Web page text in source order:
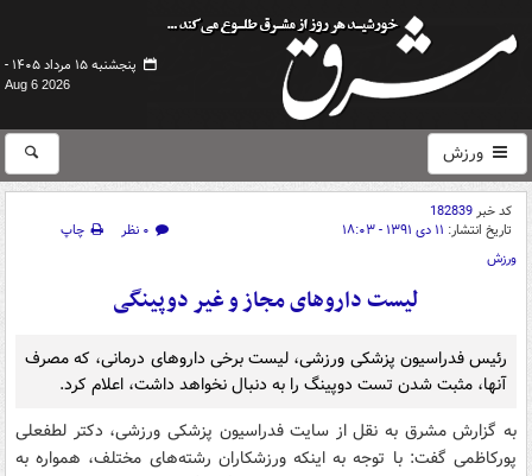
پنجشنبه ۱۵ مرداد ۱۴۰۵ -
Aug 6 2026
ورزش
کد خبر182839
تاریخ انتشار: ۱۱ دی ۱۳۹۱ - ۱۸:۰۳ ۰ نظر
چاپ
ورزش
لیست داروهای مجاز و غیر دوپینگی
رئیس فدراسیون پزشکی ورزشی، لیست برخی داروهای درمانی، که مصرف
آنها، مثبت شدن تست دوپینگ را به دنبال نخواهد داشت، اعلام کرد.
به گزارش مشرق به نقل از سایت فدراسیون پزشکی ورزشی، دکتر لطفعلی
پورکاظمی گفت: با توجه به اینکه ورزشکاران رشته‌های مختلف، همواره به